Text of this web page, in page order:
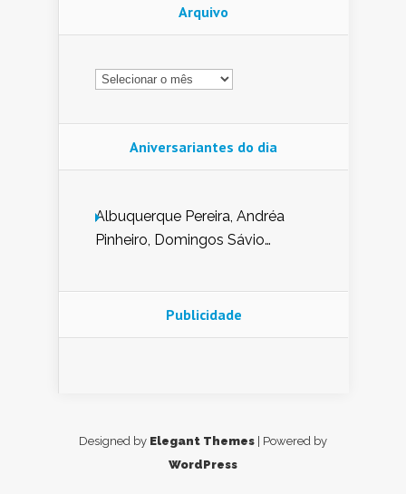
Arquivo
Arquivo
Aniversariantes do dia
Albuquerque Pereira, Andréa
Pinheiro, Domingos Sávio
Nunes de Sena, Fátima Peixoto,
Glória Pereira, Kátia Mesel,
Publicidade
Designed by Elegant Themes | Powered by
WordPress